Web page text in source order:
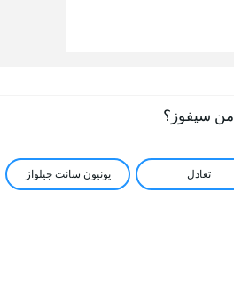
من سيفوز؟
تعادل يونيون سانت جيلواز